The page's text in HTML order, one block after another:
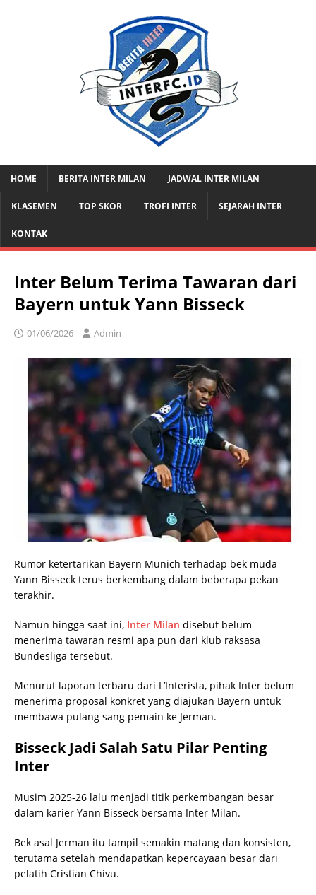
HOME BERITA INTER MILAN JADWAL INTER MILAN
KLASEMEN TOP SKOR TROFI INTER SEJARAH INTER
KONTAK
Inter Belum Terima Tawaran dari
Bayern untuk Yann Bisseck
01/06/2026 Admin
Rumor ketertarikan Bayern Munich terhadap bek muda
Yann Bisseck terus berkembang dalam beberapa pekan
terakhir.
Namun hingga saat ini, Inter Milan disebut belum
menerima tawaran resmi apa pun dari klub raksasa
Bundesliga tersebut.
Menurut laporan terbaru dari L’Interista, pihak Inter belum
menerima proposal konkret yang diajukan Bayern untuk
membawa pulang sang pemain ke Jerman.
Bisseck Jadi Salah Satu Pilar Penting
Inter
Musim 2025-26 lalu menjadi titik perkembangan besar
dalam karier Yann Bisseck bersama Inter Milan.
Bek asal Jerman itu tampil semakin matang dan konsisten,
terutama setelah mendapatkan kepercayaan besar dari
pelatih Cristian Chivu.